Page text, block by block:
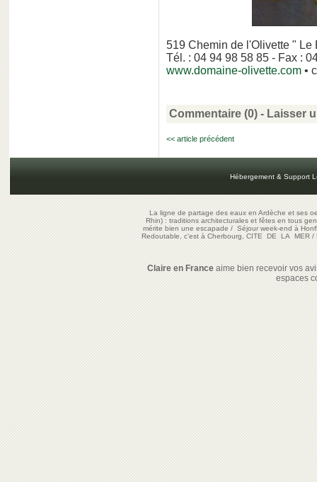
519 Chemin de l'Olivette "
Tél. : 04 94 98 58 85 - Fax :
www.domaine-olivette.com •
Commentaire (0) - Laisser
<< article précédent
Hébergement & Support
La ligne de partage des eaux en Ardèche et ses
Rhin) : traditions architecturales et fêtes en tous
mérite bien une escapade/Séjour week-end à
Redoutable, c'est à Cherbourg, CITE DE LA MER/
Claire en Franceaime bien recevoir vos
espaces